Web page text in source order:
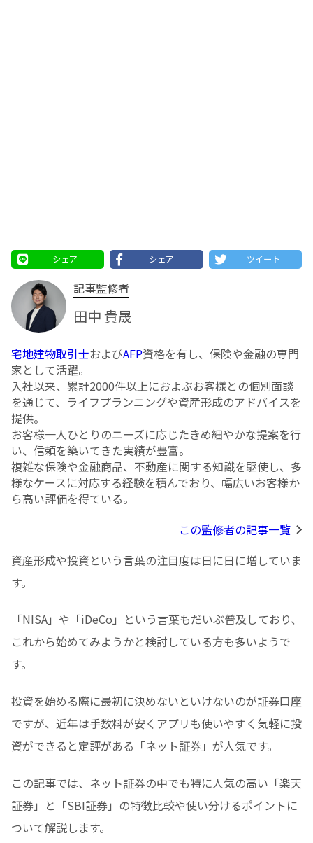
シェア シェア ツイート
記事監修者
田中 貴晟
宅地建物取引士およびAFP資格を有し、保険や金融の専門
家として活躍。
入社以来、累計2000件以上におよぶお客様との個別面談
を通じて、ライフプランニングや資産形成のアドバイスを
提供。
お客様一人ひとりのニーズに応じたきめ細やかな提案を行
い、信頼を築いてきた実績が豊富。
複雑な保険や金融商品、不動産に関する知識を駆使し、多
様なケースに対応する経験を積んでおり、幅広いお客様か
ら高い評価を得ている。
この監修者の記事一覧
資産形成や投資という言葉の注目度は日に日に増していま
す。
「NISA」や「iDeCo」という言葉もだいぶ普及しており、
これから始めてみようかと検討している方も多いようで
す。
投資を始める際に最初に決めないといけないのが証券口座
ですが、近年は手数料が安くアプリも使いやすく気軽に投
資ができると定評がある「ネット証券」が人気です。
この記事では、ネット証券の中でも特に人気の高い「楽天
証券」と「SBI証券」の特徴比較や使い分けるポイントに
ついて解説します。